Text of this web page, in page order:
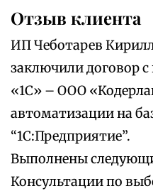
Отзыв клиента
ИП Чеботарев
заключили договор
«1С» – ООО
автоматизации на
“1С:Предприятие”.
Выполнены
Консультации по